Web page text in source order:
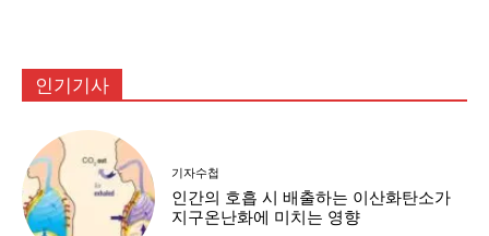
인기기사
기자수첩
인간의 호흡 시 배출하는 이산화탄소가
지구온난화에 미치는 영향